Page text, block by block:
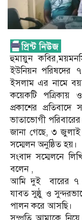
হুমায়ুন
ইউনিয়ন পরিষদের
ইসলাম এর নামে
কয়েকটি
প্রকাশের
ভাতাভোগী
জানা গেছে, ৩ জুলাই
সম্মেলন অনুষ্ঠিত হয়।
সংবাদ সম্মেলনে
বলেন ,
আমি দুই বারের ৭
যাবত সুষ্ঠু ও
পালন করে আসছি।